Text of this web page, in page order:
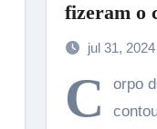
fizeram o
jul 31, 2024
C
orpo